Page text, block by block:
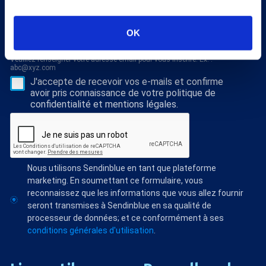
OK
Veuillez renseigner votre adresse email pour vous inscrire. Ex. :
abc@xyz.com
J'accepte de recevoir vos e-mails et confirme
avoir pris connaissance de votre politique de
confidentialité et mentions légales.
Nous utilisons Sendinblue en tant que plateforme
marketing. En soumettant ce formulaire, vous
reconnaissez que les informations que vous allez fournir
seront transmises à Sendinblue en sa qualité de
processeur de données; et ce conformément à ses
conditions générales d'utilisation